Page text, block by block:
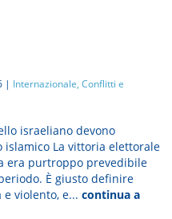
| Internazionale, Conflitti e
israeliano devono
La vittoria elettorale
era purtroppo prevedibile
È giusto definire
e violento, e...continua a